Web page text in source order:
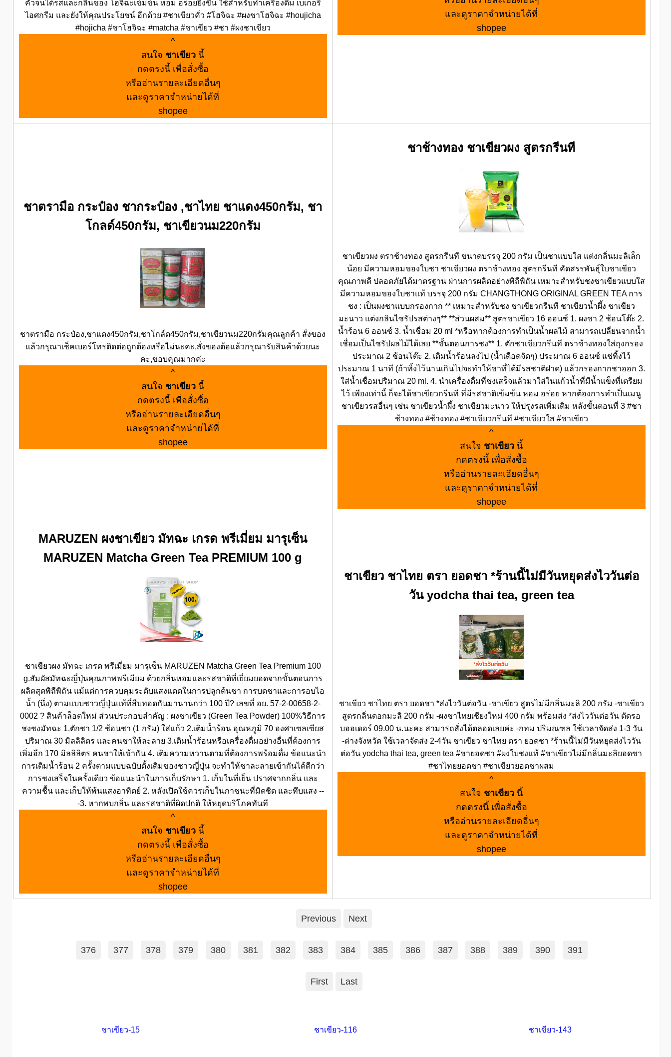
คั่วจนได้รสและกลิ่นของ โฮจิฉะเข้มข้น หอม อร่อยยิ่งขึ้น ใช้สำหรับทำเครื่องดื่ม เบเกอรี
ไอศกรีม และยังให้คุณประโยชน์ อีกด้วย #ชาเขียวคั่ว #โฮจิฉะ #ผงชาโฮจิฉะ #houjicha
#hojicha #ชาโฮจิฉะ #matcha #ชาเขียว #ชา #ผงชาเขียว
^
สนใจ ชาเขียว นี้
กดตรงนี้ เพื่อสั่งซื้อ
หรืออ่านรายละเอียดอื่นๆ
และดูราคาจำหน่ายได้ที่
shopee
และดูราคาจำหน่ายได้ที่
shopee
ชาตรามือ กระป๋อง ชากระป๋อง ,ชาไทย ชาแดง450กรัม, ชา
โกลด์450กรัม, ชาเขียวนม220กรัม
ชาตรามือ กระป๋อง,ชาแดง450กรัม,ชาโกล์ด450กรัม,ชาเขียวนม220กรัมคุณลูกค้า สั่งของ
แล้วกรุณาเช็คเบอร์โทรติดต่อถูกต้องหรือไม่นะคะ,สั่งของต้อแล้วกรุณารับสินค้าด้วยนะ
คะ,ขอบคุณมากค่ะ
^
สนใจ ชาเขียว นี้
กดตรงนี้ เพื่อสั่งซื้อ
หรืออ่านรายละเอียดอื่นๆ
และดูราคาจำหน่ายได้ที่
shopee
ชาช้างทอง ชาเขียวผง สูตรกรีนที
ชาเขียวผง ตราช้างทอง สูตรกรีนที ขนาดบรรจุ 200 กรัม เป็นชาแบบใส แต่งกลิ่นมะลิเล็ก
น้อย มีความหอมของใบชา ชาเขียวผง ตราช้างทอง สูตรกรีนที คัดสรรพันธุ์ใบชาเขียว
คุณภาพดี ปลอดภัยได้มาตรฐาน ผ่านการผลิตอย่างพิถีพิถัน เหมาะสำหรับชงชาเขียวแบบใส
มีความหอมของใบชาแท้ บรรจุ 200 กรัม CHANGTHONG ORIGINAL GREEN TEA การ
ชง : เป็นผงชาแบบกรองกาก ** เหมาะสำหรับชง ชาเขียวกรีนที ชาเขียวน้ำผึ้ง ชาเขียว
มะนาว แต่งกลินไซรัปรสต่างๆ** **ส่วนผสม** สูตรชาเขียว 16 ออนซ์ 1. ผงชา 2 ช้อนโต๊ะ 2.
น้ำร้อน 6 ออนซ์ 3. น้ำเชื่อม 20 ml *หรือหากต้องการทำเป็นน้ำผลไม้ สามารถเปลี่ยนจากน้ำ
เชื่อมเป็นไซรัปผลไม้ได้เลย **ขั้นตอนการชง** 1. ตักชาเขียวกรีนที ตราช้างทองใส่ถุงกรอง
ประมาณ 2 ช้อนโต๊ะ 2. เติมน้ำร้อนลงไป (น้ำเดือดจัดๆ) ประมาณ 6 ออนซ์ แช่ทิ้งไว้
ประมาณ 1 นาที (ถ้าทิ้งไว้นานเกินไปจะทำให้ชาที่ได้มีรสชาติฝาด) แล้วกรองกากชาออก 3.
ใส่น้ำเชื่อมปริมาณ 20 ml. 4. นำเครื่องดื่มที่ชงเสร็จแล้วมาใส่ในแก้วน้ำที่มีน้ำแข็งที่เตรียม
ไว้ เพียงเท่านี้ ก็จะได้ชาเขียวกรีนที ที่มีรสชาติเข้มข้น หอม อร่อย หากต้องการทำเป็นเมนู
ชาเขียวรสอื่นๆ เช่น ชาเขียวน้ำผึ้ง ชาเขียวมะนาว ให้ปรุงรสเพิ่มเติม หลังขั้นตอนที่ 3 #ชา
ช้างทอง #ช้างทอง #ชาเขียวกรีนที #ชาเขียวใส #ชาเขียว
^
สนใจ ชาเขียว นี้
กดตรงนี้ เพื่อสั่งซื้อ
หรืออ่านรายละเอียดอื่นๆ
และดูราคาจำหน่ายได้ที่
shopee
MARUZEN ผงชาเขียว มัทฉะ เกรด พรีเมี่ยม มารุเซ็น
MARUZEN Matcha Green Tea PREMIUM 100 g
ชาเขียวผง มัทฉะ เกรด พรีเมี่ยม มารุเซ็น MARUZEN Matcha Green Tea Premium 100
g.สัมผัสมัทฉะญี่ปุ่นคุณภาพพรีเมียม ด้วยกลิ่นหอมและรสชาติที่เยี่ยมยอดจากขั้นตอนการ
ผลิตสุดพิถีพิถัน แม้แต่การควบคุมระดับแสงแดดในการปลูกต้นชา การบดชาและการอบไอ
น้ำ (นึ่ง) ตามแบบชาวญี่ปุ่นแท้ที่สืบทอดกันมานานกว่า 100 ปี? เลขที่ อย. 57-2-00658-2-
0002 ? สินค้าล็อตใหม่ ส่วนประกอบสำคัญ : ผงชาเขียว (Green Tea Powder) 100%วิธีการ
ชงชงมัทฉะ 1.ตักชา 1/2 ช้อนชา (1 กรัม) ใส่แก้ว 2.เติมนํ้าร้อน อุณหภูมิ 70 องศาเซลเซียส
ปริมาณ 30 มิลลิลิตร และคนชาให้ละลาย 3.เติมนํ้าร้อนหรือเครื่องดื่มอย่างอื่นที่ต้องการ
เพิ่มอีก 170 มิลลิลิตร คนชาให้เข้ากัน 4. เติมความหวานตามที่ต้องการพร้อมดื่ม ข้อแนะนำ
การเติมน้ำร้อน 2 ครั้งตามแบบฉบับดั้งเดิมของชาวญี่ปุ่น จะทำให้ชาละลายเข้ากันได้ดีกว่า
การชงเสร็จในครั้งเดียว ข้อแนะนำในการเก็บรักษา 1. เก็บในที่เย็น ปราศจากกลิ่น และ
ความชื้น และเก็บให้พ้นแสงอาทิตย์ 2. หลังเปิดใช้ควรเก็บในภาชนะที่มิดชิด และทึบแสง --
-3. หากพบกลิ่น และรสชาติที่ผิดปกติ ให้หยุดบริโภคทันที
^
สนใจ ชาเขียว นี้
กดตรงนี้ เพื่อสั่งซื้อ
หรืออ่านรายละเอียดอื่นๆ
และดูราคาจำหน่ายได้ที่
shopee
ชาเขียว ชาไทย ตรา ยอดชา *ร้านนี้ไม่มีวันหยุดส่งไววันต่อ
วัน yodcha thai tea, green tea
ชาเขียว ชาไทย ตรา ยอดชา *ส่งไววันต่อวัน -ชาเขียว สูตรไม่มีกลิ่นมะลิ 200 กรัม -ชาเขียว
สูตรกลิ่นดอกมะลิ 200 กรัม -ผงชาไทยเชียงใหม่ 400 กรัม พร้อมส่ง *ส่งไววันต่อวัน ตัดรอ
บออเดอร์ 09.00 น.นะคะ สามารถสั่งได้ตลอดเลยค่ะ -กทม ปริมณฑล ใช้เวลาจัดส่ง 1-3 วัน
-ต่างจังหวัด ใช้เวลาจัดส่ง 2-4วัน ชาเขียว ชาไทย ตรา ยอดชา *ร้านนี้ไม่มีวันหยุดส่งไววัน
ต่อวัน yodcha thai tea, green tea #ชายอดชา #ผงใบชงแท้ #ชาเขียวไม่มีกลิ่นมะลิยอดชา
#ชาไทยยอดชา #ชาเขียวยอดชาผสม
^
สนใจ ชาเขียว นี้
กดตรงนี้ เพื่อสั่งซื้อ
หรืออ่านรายละเอียดอื่นๆ
และดูราคาจำหน่ายได้ที่
shopee
Previous Next
376 377 378 379 380 381 382 383 384 385 386 387 388 389 390 391
First Last
ชาเขียว-15 ชาเขียว-116 ชาเขียว-143